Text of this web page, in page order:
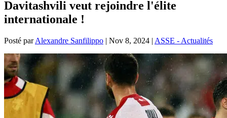
Davitashvili veut rejoindre l'élite
internationale !
Posté parAlexandre Sanfilippo | Nov 8, 2024 | ASSE - Actualités